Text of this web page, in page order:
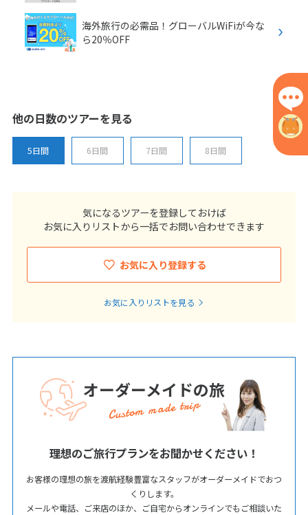
海外旅行の必需品！グローバルWiFiが今な
ら20％OFF
他の日数のツアーを見る
5日間 6日間 7日間 8日間
気になるツアーを登録しておけば
お気に入りリストから一括でお問い合わせできます
お気に入り登録する
お気に入りリストを見る
オーダーメイドの旅
Custom made trip
理想のご旅行プランをお聞かせください！
お客様の理想の旅を渡航経験豊富なスタッフがオーダーメイドでおつ
くりします。
メールや電話、ご来店のほか、ご自宅からオンラインでもご相談いた